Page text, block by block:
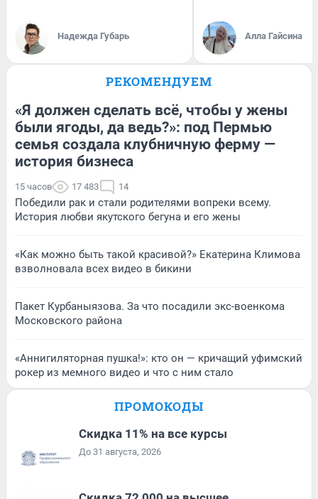
Надежда Губарь Алла Гайсина
РЕКОМЕНДУЕМ
«Я должен сделать всё, чтобы у жены
были ягоды, да ведь?»: под Пермью
семья создала клубничную ферму —
история бизнеса
15 часов 17 483 14
Победили рак и стали родителями вопреки всему.
История любви якутского бегуна и его жены
«Как можно быть такой красивой?» Екатерина Климова
взволновала всех видео в бикини
Пакет Курбаныязова. За что посадили экс-военкома
Московского района
«Аннигиляторная пушка!»: кто он — кричащий уфимский
рокер из мемного видео и что с ним стало
ПРОМОКОДЫ
Скидка 11% на все курсы
До 31 августа, 2026